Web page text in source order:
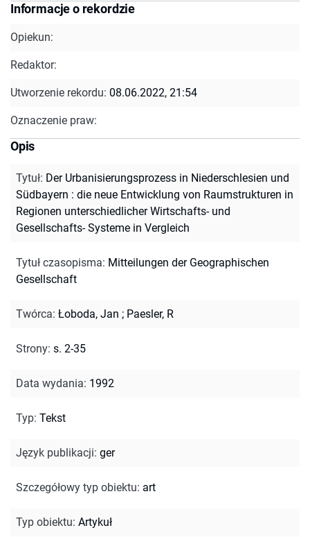
Informacje o rekordzie
Opiekun:
Redaktor:
Utworzenie rekordu: 08.06.2022, 21:54
Oznaczenie praw:
Opis
Tytuł: Der Urbanisierungsprozess in Niederschlesien und
Südbayern : die neue Entwicklung von Raumstrukturen in
Regionen unterschiedlicher Wirtschafts- und
Gesellschafts- Systeme in Vergleich
Tytuł czasopisma: Mitteilungen der Geographischen
Gesellschaft
Twórca: Łoboda, Jan ; Paesler, R
Strony: s. 2-35
Data wydania: 1992
Typ: Tekst
Język publikacji: ger
Szczegółowy typ obiektu: art
Typ obiektu: Artykuł